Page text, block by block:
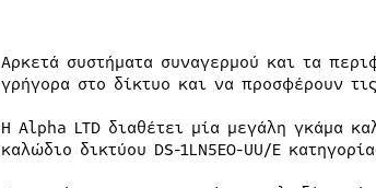
Αρκετά συστήματα συναγερμού και τα
γρήγορα στο δίκτυο και να προσφέρουν
Η Alpha LTD διαθέτει μία μεγάλη γκάμα
καλώδιο δικτύου DS-1LN5EO-UU/E